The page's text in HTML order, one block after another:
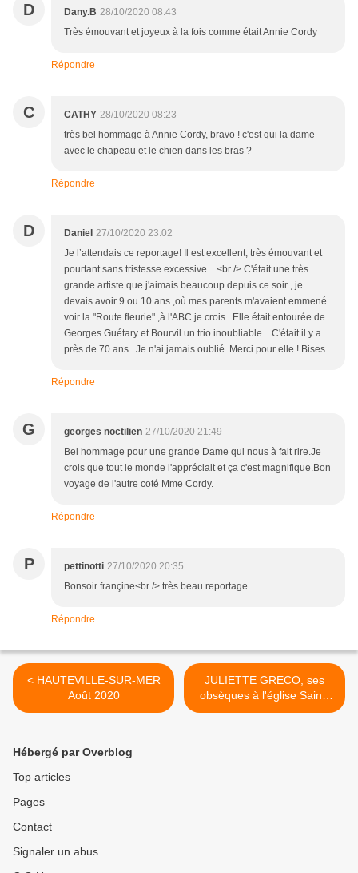
D Dany.B 28/10/2020 08:43
Très émouvant et joyeux à la fois comme était Annie Cordy
Répondre
C CATHY 28/10/2020 08:23
très bel hommage à Annie Cordy, bravo ! c'est qui la dame
avec le chapeau et le chien dans les bras ?
Répondre
D Daniel 27/10/2020 23:02
Je l’attendais ce reportage! Il est excellent, très émouvant et
pourtant sans tristesse excessive .. <br /> C'était une très
grande artiste que j'aimais beaucoup depuis ce soir , je
devais avoir 9 ou 10 ans ,où mes parents m'avaient emmené
voir la "Route fleurie" ,à l'ABC je crois . Elle était entourée de
Georges Guétary et Bourvil un trio inoubliable .. C'était il y a
près de 70 ans . Je n'ai jamais oublié. Merci pour elle ! Bises
Répondre
G georges noctilien 27/10/2020 21:49
Bel hommage pour une grande Dame qui nous à fait rire.Je
crois que tout le monde l'appréciait et ça c'est magnifique.Bon
voyage de l'autre coté Mme Cordy.
Répondre
P pettinotti 27/10/2020 20:35
Bonsoir françine<br /> très beau reportage
Répondre
< HAUTEVILLE-SUR-MER
Août 2020
JULIETTE GRECO, ses
obsèques à l'église Saint-
Germain-des-Prés à Paris
Hébergé par Overblog
Top articles
Pages
Contact
Signaler un abus